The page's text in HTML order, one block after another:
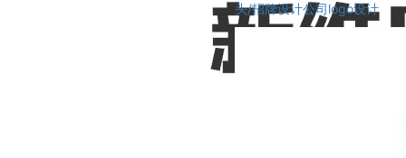
头/招牌设计公司logo设计